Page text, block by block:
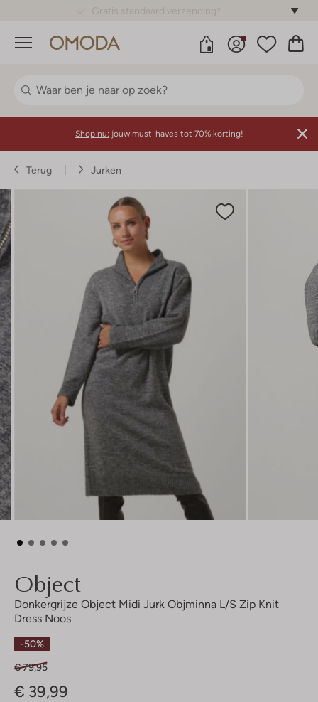
Menu
Shop nu: jouw must-haves tot 70% korting!
Terug Jurken
Object
Donkergrijze Object Midi Jurk Objminna L/s Zip Knit
Dress Noos
-50%
€ 79,95
€ 39,99